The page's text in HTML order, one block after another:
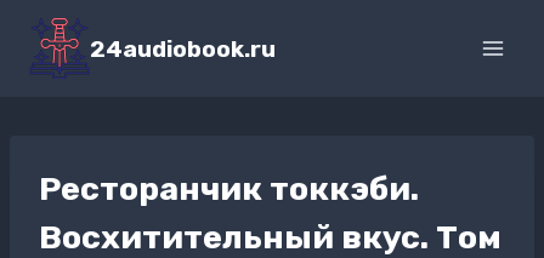
Перейти
содержимому
24audiobook.ru
Ресторанчик токкэби.
Восхитительный вкус. Том